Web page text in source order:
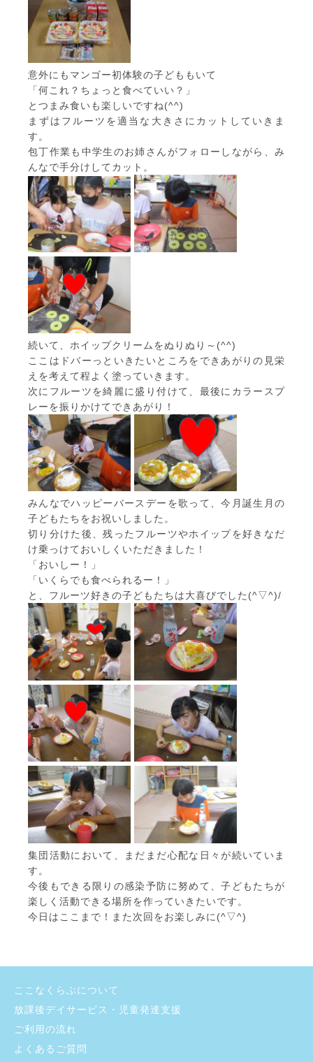
意外にもマンゴー初体験の子どももいて
「何これ？ちょっと食べていい？」
とつまみ食いも楽しいですね(^^)
まずはフルーツを適当な大きさにカットしていきま
す。
包丁作業も中学生のお姉さんがフォローしながら、み
んなで手分けしてカット。
続いて、ホイップクリームをぬりぬり～(^^)
ここはドバーっといきたいところをできあがりの見栄
えを考えて程よく塗っていきます。
次にフルーツを綺麗に盛り付けて、最後にカラースプ
レーを振りかけてできあがり！
みんなでハッピーバースデーを歌って、今月誕生月の
子どもたちをお祝いしました。
切り分けた後、残ったフルーツやホイップを好きなだ
け乗っけておいしくいただきました！
「おいしー！」
「いくらでも食べられるー！」
と、フルーツ好きの子どもたちは大喜びでした(^▽^)/
集団活動において、まだまだ心配な日々が続いていま
す。
今後もできる限りの感染予防に努めて、子どもたちが
楽しく活動できる場所を作っていきたいです。
今日はここまで！また次回をお楽しみに(^▽^)
ここなくらぶについて
放課後デイサービス・児童発達支援
ご利用の流れ
よくあるご質問